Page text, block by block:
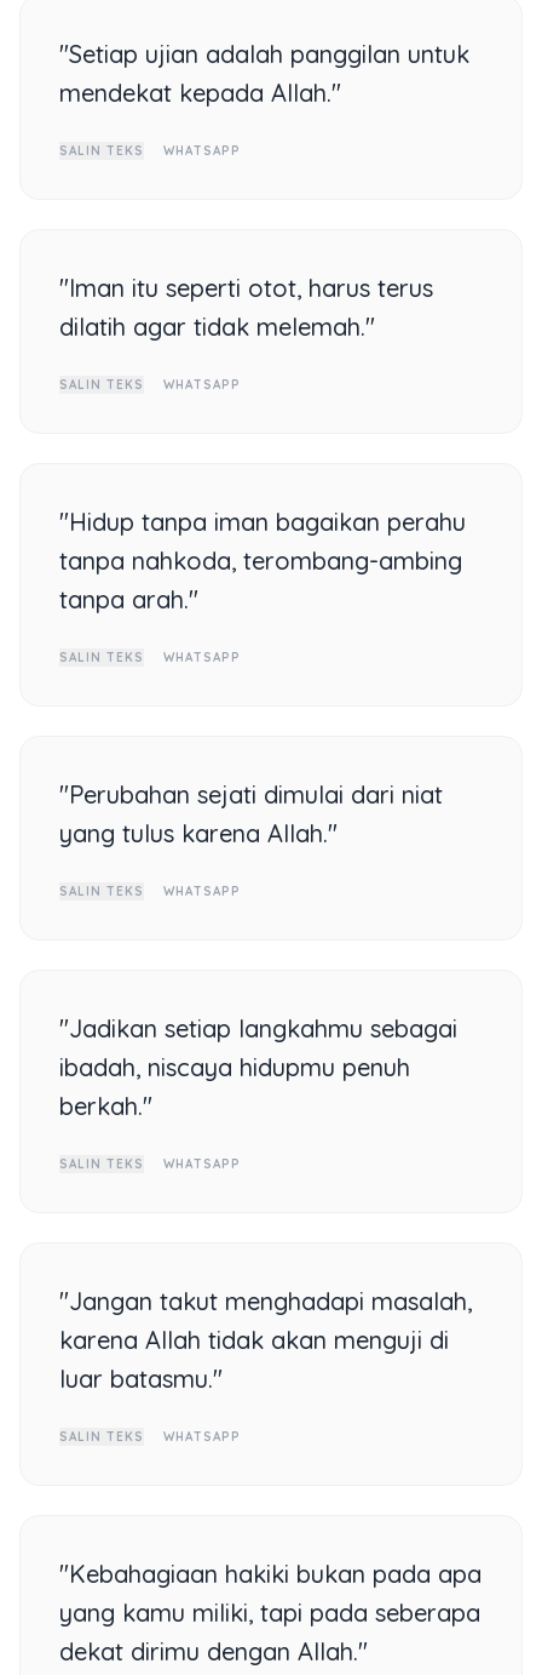
"Setiap ujian adalah panggilan untuk
mendekat kepada Allah."
SALIN TEKS WHATSAPP
"Iman itu seperti otot, harus terus
dilatih agar tidak melemah."
SALIN TEKS WHATSAPP
"Hidup tanpa iman bagaikan perahu
tanpa nahkoda, terombang-ambing
tanpa arah."
SALIN TEKS WHATSAPP
"Perubahan sejati dimulai dari niat
yang tulus karena Allah."
SALIN TEKS WHATSAPP
"Jadikan setiap langkahmu sebagai
ibadah, niscaya hidupmu penuh
berkah."
SALIN TEKS WHATSAPP
"Jangan takut menghadapi masalah,
karena Allah tidak akan menguji di
luar batasmu."
SALIN TEKS WHATSAPP
"Kebahagiaan hakiki bukan pada apa
yang kamu miliki, tapi pada seberapa
dekat dirimu dengan Allah."